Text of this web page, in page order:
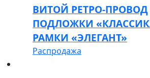
ВИТОЙ РЕТРО-ПРОВОД
ПОДЛОЖКИ
РАМКИ «ЭЛЕГАНТ»
Распродажа